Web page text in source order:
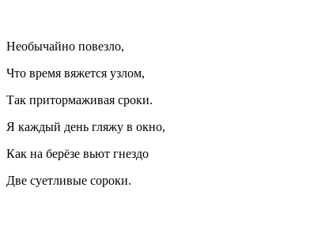
Необычайно повезло,
Что время вяжется узлом,
Так притормаживая сроки.
Я каждый день гляжу в окно,
Как на берёзе вьют гнездо
Две суетливые сороки.